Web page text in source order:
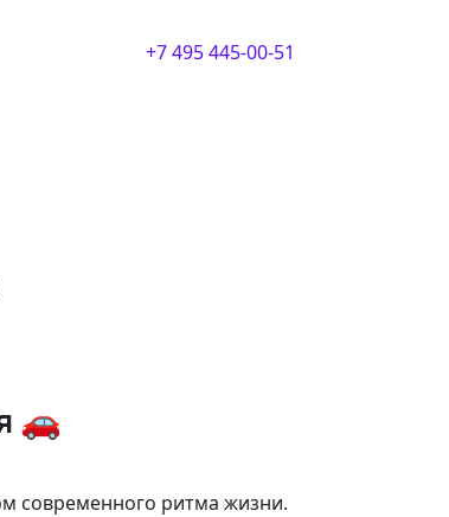
+7 495 445-00-51
🚗
современного ритма жизни.